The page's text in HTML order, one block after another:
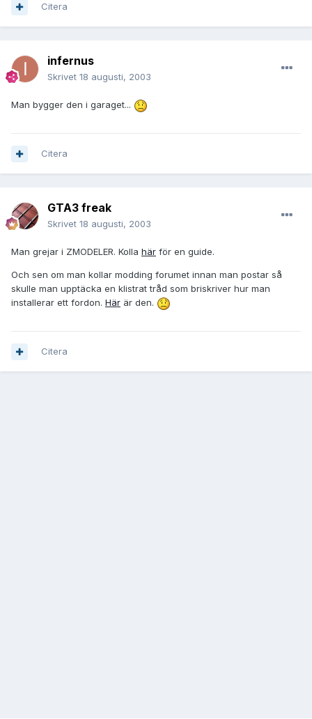
Citera
infernus
Skrivet 18 augusti, 2003
Man bygger den i garaget...
Citera
GTA3 freak
Skrivet 18 augusti, 2003
Man grejar i ZMODELER. Kolla här för en guide.
Och sen om man kollar modding forumet innan man postar så
skulle man upptäcka en klistrat tråd som briskriver hur man
installerar ett fordon. Här är den.
Citera